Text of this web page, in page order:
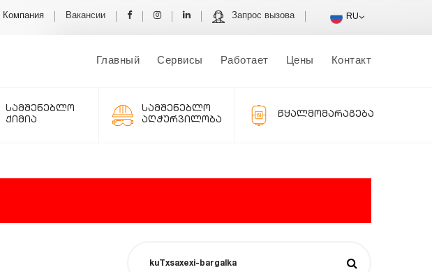
Компания Вакансии Запрос вызова RU
Главный Сервисы Работает Цены Контакт
სამშენებლო
ქიმია
სამშენებლო
აღჭურვილობა
წყალმომარაგება